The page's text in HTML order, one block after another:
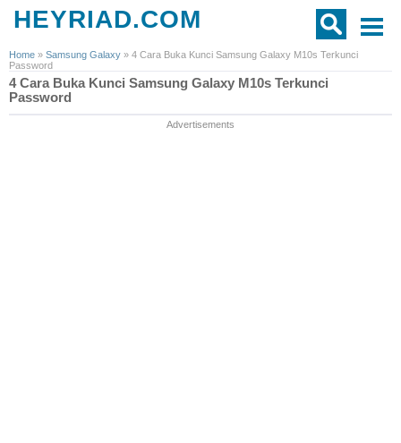
HEYRIAD.COM
Home » Samsung Galaxy » 4 Cara Buka Kunci Samsung Galaxy M10s Terkunci
Password
4 Cara Buka Kunci Samsung Galaxy M10s Terkunci
Password
Advertisements